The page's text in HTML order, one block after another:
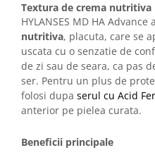
Textura de crema nutritiva
HYLANSES MD HA Advance
nutritiva, placuta, care se
uscata cu o senzatie de
de zi sau de seara, ca pas
ser. Pentru un plus de
folosi dupa serul cu Acid
anterior pe pielea curata.
Beneficii principale